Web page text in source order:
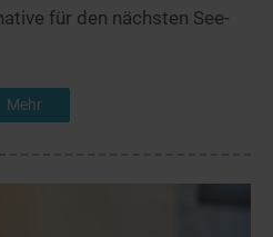
für den nächsten See-
Mehr